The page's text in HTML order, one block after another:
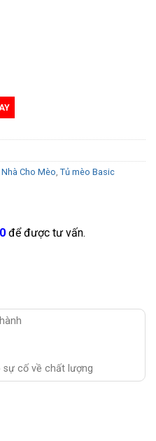
Nhà Cho Mèo Tủ mèo Basic
để được tư vấn.
cố về chất lượng